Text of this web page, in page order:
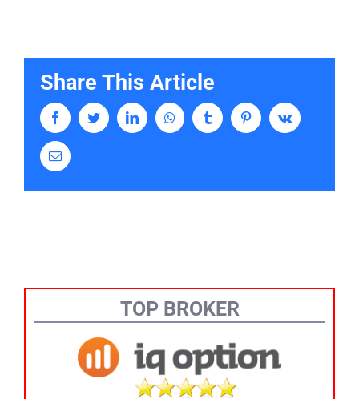
Share This Article
FacebookTwitterLinkedInWhatsappTumblr PinterestVk
Email
TOP BROKER